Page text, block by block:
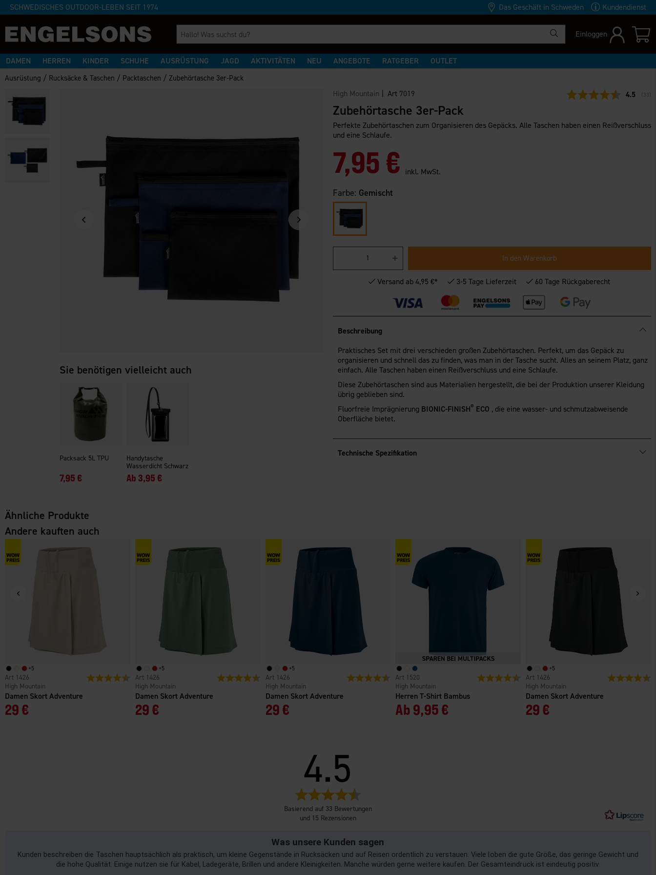
SCHWEDISCHES OUTDOOR-LEBEN SEIT 1974 Das Geschäft in Schweden Kundendienst
Einloggen
DAMEN HERREN KINDER SCHUHE AUSRÜSTUNG JAGD AKTIVITÄTEN NEU ANGEBOTE RATGEBER OUTLET
Ausrüstung / Rucksäcke & Taschen / Packtaschen /Zubehörtasche 3er-Pack
Sie benötigen vielleicht auch
Packsack 5L TPU
7,95 €
Handytasche
Wasserdicht Schwarz
Ab3,95 €
High Mountain | Art 7019 4.5 ( 33
Zubehörtasche 3er-Pack
Perfekte Zubehörtaschen zum Organisieren des Gepäcks. Alle Taschen haben einen Reißverschluss
und eine Schlaufe.
7,95 € inkl. MwSt.
Farbe: Gemischt
In den Warenkorb
Versand ab 4,95 €* 3-5 Tage Lieferzeit 60 Tage Rückgaberecht
Beschreibung
Praktisches Set mit drei verschieden großen Zubehörtaschen. Perfekt, um das Gepäck zu
organisieren und schnell das zu finden, was man in der Tasche sucht. Alles an seinem Platz, ganz
einfach. Alle Taschen haben einen Reißverschluss und eine Schlaufe.
Diese Zubehörtaschen sind aus Materialien hergestellt, die bei der Produktion unserer Kleidung
übrig geblieben sind.
Fluorfreie Imprägnierung BIONIC-FINISH® ECO , die eine wasser- und schmutzabweisende
Oberfläche bietet.
Technische Spezifikation
Ähnliche Produkte
Andere kauften auch
+5
Damen Skort Adventure
High Mountain
1426
29 €
Bewertung: 4.7 von 5 Sternen
+5
Damen Skort Adventure
High Mountain
1426
29 €
Bewertung: 4.7 von 5 Sternen
+5
Damen Skort Adventure
High Mountain
1426
29 €
Bewertung: 4.7 von 5 Sternen
Herren T-Shirt Bambus
High Mountain
1520
Ab9,95 €
Bewertung: 4.4 von 5 Sternen
+5
Damen Skort Adventure
High Mountain
1426
29 €
Bewertung:
4.5
von
Basierend auf 33 Bewertungen
und 15 Rezensionen
Was unsere Kunden sagen
Kunden beschreiben die Taschen hauptsächlich als praktisch, um kleine Gegenstände in Rucksäcken und auf Reisen ordentlich zu verstauen. Viele loben die gute Größe, das geringe Gewicht und
die hohe Qualität. Einige nutzen sie für Kabel, Ladegeräte, Brillen und andere Kleinigkeiten. Manche würden gerne weitere kaufen. Der Gesamteindruck ist eindeutig positiv.